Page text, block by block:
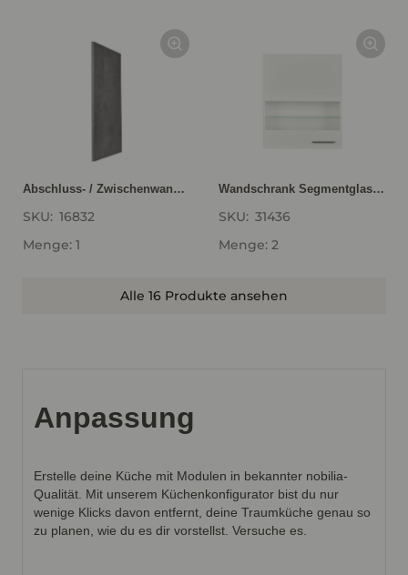
Abschluss- / Zwischenwange für Wandschränke, Höhe 1 WW16-1
SKU: 16832
Menge: 1
Wandschrank Segmentglastür WGLS60-1
SKU: 31436
Menge: 2
Alle 16 Produkte ansehen
Anpassung
Erstelle deine Küche mit Modulen in bekannter nobilia-
Qualität. Mit unserem Küchenkonfigurator bist du nur
wenige Klicks davon entfernt, deine Traumküche genau so
zu planen, wie du es dir vorstellst. Versuche es.